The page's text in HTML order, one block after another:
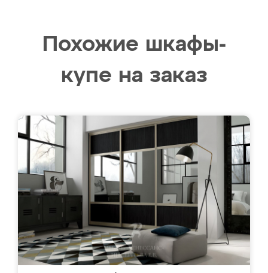
Похожие шкафы-
купе на заказ